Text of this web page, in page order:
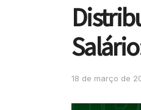
18 de março de